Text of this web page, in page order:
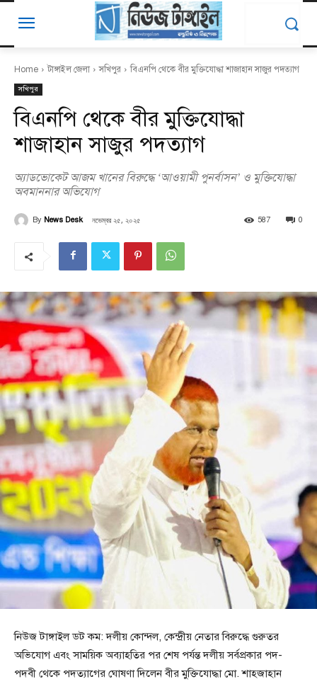
Home টাঙ্গাইল জেলা সখিপুর বিএনপি থেকে বীর মুক্তিযোদ্ধা শাজাহান সাজুর পদত্যাগ
সখিপুর
বিএনপি থেকে বীর মুক্তিযোদ্ধা
শাজাহান সাজুর পদত্যাগ
অ্যাডভোকেট আজম খানের বিরুদ্ধে ‘আওয়ামী পুনর্বাসন’ ও মুক্তিযোদ্ধা
অবমাননার অভিযোগ
By News Desk নভেম্বর ২৫, ২০২৫ 0
587
নিউজ টাঙ্গাইল ডট কম: দলীয় কোন্দল, কেন্দ্রীয় নেতার বিরুদ্ধে গুরুতর
অভিযোগ এবং সাময়িক অব্যাহতির পর শেষ পর্যন্ত দলীয় সর্বপ্রকার পদ-
পদবী থেকে পদত্যাগের ঘোষণা দিলেন বীর মুক্তিযোদ্ধা মো. শাহজাহান